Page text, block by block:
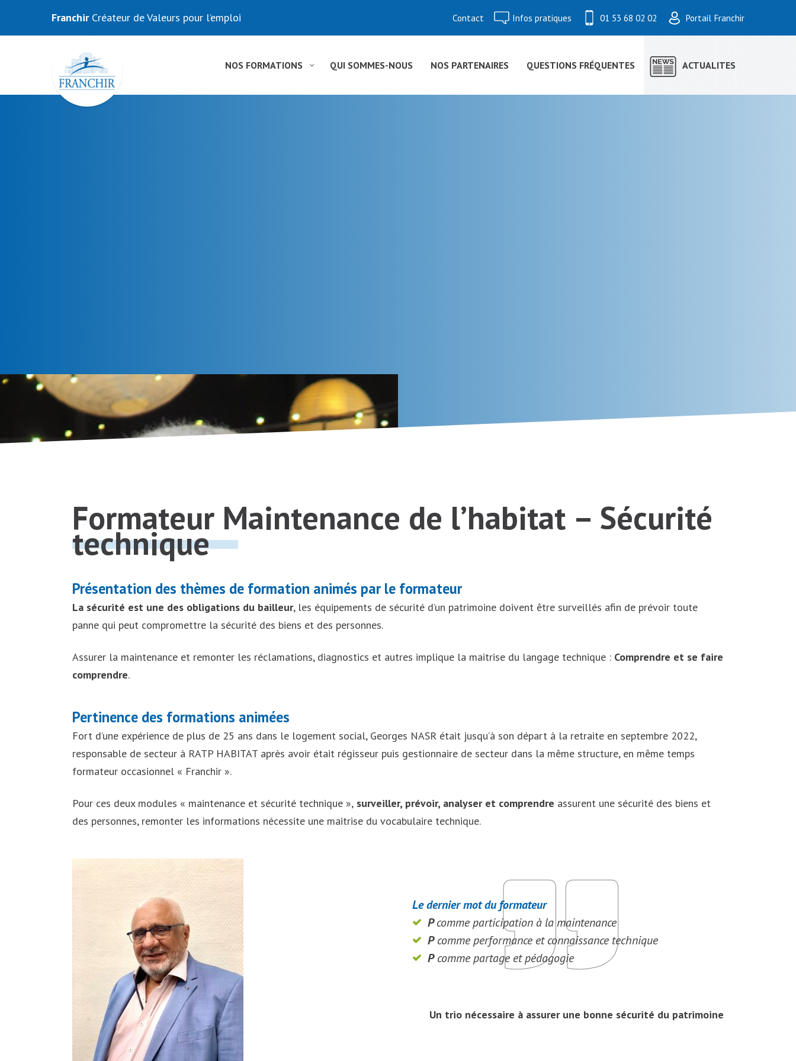
Franchir Créateur de Valeurs pour l’emploi Contact Infos pratiques 01 53 68 02 02 Portail Franchir
contenu
NOS FORMATIONS QUI SOMMES-NOUS NOS PARTENAIRES QUESTIONS FRÉQUENTES ACTUALITES
formateur
Formateur Maintenance de l’habitat – Sécurité
technique
Présentation des thèmes de formation animés par le formateur
La sécurité est une des obligations du bailleur, les équipements de sécurité d’un patrimoine doivent être surveillés afin de prévoir toute
panne qui peut compromettre la sécurité des biens et des personnes.
Assurer la maintenance et remonter les réclamations, diagnostics et autres implique la maitrise du langage technique : Comprendre et se faire
comprendre.
Pertinence des formations animées
Fort d’une expérience de plus de 25 ans dans le logement social, Georges NASR était jusqu’à son départ à la retraite en septembre 2022,
responsable de secteur à RATP HABITAT après avoir était régisseur puis gestionnaire de secteur dans la même structure, en même temps
formateur occasionnel « Franchir ».
Pour ces deux modules « maintenance et sécurité technique », surveiller, prévoir, analyser et comprendre assurent une sécurité des biens et
des personnes, remonter les informations nécessite une maitrise du vocabulaire technique.
Le dernier mot du formateur
Pcomme participation à la maintenance
Pcomme performance et connaissance technique
Pcomme partage et pédagogie
Un trio nécessaire à assurer une bonne sécurité du patrimoine